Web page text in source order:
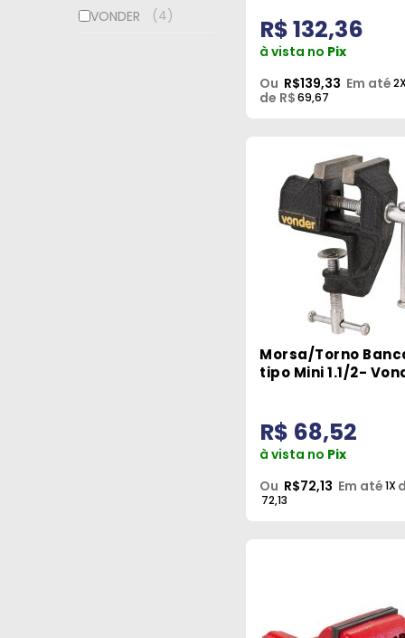
R$ 132,36
à vista no Pix
Ou R$139,33 Em até
de R$69,67
Morsa/Torno
tipo Mini 1.1/2-
R$ 68,52
à vista no Pix
Ou R$72,13 Em até1X
72,13
VONDER
4